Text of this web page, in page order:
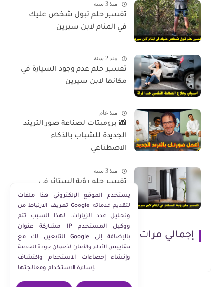
منذ 3 سنة
تفسير حلم تبول شخص عليك
في المنام لابن سيرين
منذ 2 سنة
تفسير حلم عدم وجود السيارة في
مكانها لابن سيرين
منذ عام
📸 برومبتات لصناعة صور التريند
الجديدة للشباب بالذكاء
الاصطناعي
منذ 3 سنة
تفسير حلم رؤية الستائر في
المنام لابن سيرين
إجمالي مرات مشاهدة الصفحة
يستخدم الموقع الإلكتروني هذا ملفات
تعريف الارتباط من Google لتقديم خدماته
وتحليل عدد الزيارات. لهذا السبب تتم
مشاركة عنوان IP ووكيل المستخدم
التابعين لك مع Google بالإضافة إلى
مقاييس الأداء والأمان لضمان جودة الخدمة
وإنشاء إحصاءات الاستخدام واكتشاف
إساءة الاستخدام ومعالجتها.